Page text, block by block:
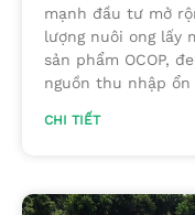
mạnh đầu tư mở
lượng nuôi ong lấy
sản phẩm OCOP,
nguồn thu nhập ổn
CHI TIẾT